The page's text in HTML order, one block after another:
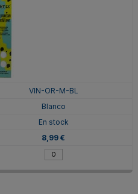
VIN-OR-M-BL
Blanco
En stock
8,99 €